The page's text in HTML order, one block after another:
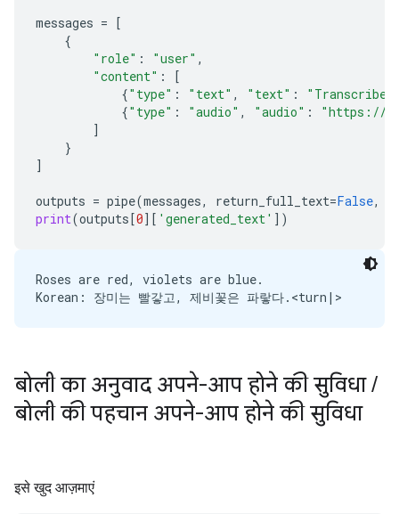
messages = [
{
"role" : "user" ,
"content" :
[
{"type" : "text" , "text" :
"Transcribe
{"type" : "audio" , "audio" :
"https://
]
}
]
outputs = pipe(messages, return_full_text=False,
print(outputs[0][ 'generated_text' ])
Roses are red, violets are blue.
बोली का अनुवाद अपने-आप होने की सुविधा/
बोली की पहचान अपने-आप होने की सुविधा
इसे खुद आज़माएं